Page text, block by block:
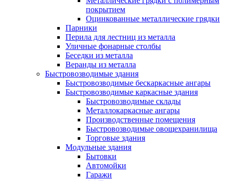
покрытием
Оцинкованные металлические грядки
Парники
Перила для лестниц из металла
Уличные фонарные столбы
Беседки из металла
Веранды из металла
Быстровозводимые здания
Быстровозводимые бескаркасные ангары
Быстровозводимые каркасные здания
Быстровозводимые склады
Металлокаркасные ангары
Производственные помещения
Быстровозводимые овощехранилища
Торговые здания
Модульные здания
Бытовки
Автомойки
Гаражи